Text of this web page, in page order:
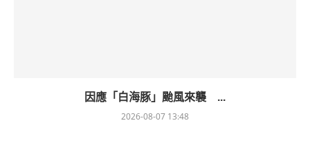
因應「白海豚」颱風來襲 ...
2026-08-07 13:48